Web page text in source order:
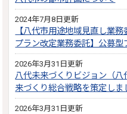
2024年7月8日更新
【八代市用途地域見直し業
プラン改定業務委託】公募
2026年3月31日更新
八代未来づくりビジョン（
来づくり総合戦略を策定しま
2026年3月31日更新